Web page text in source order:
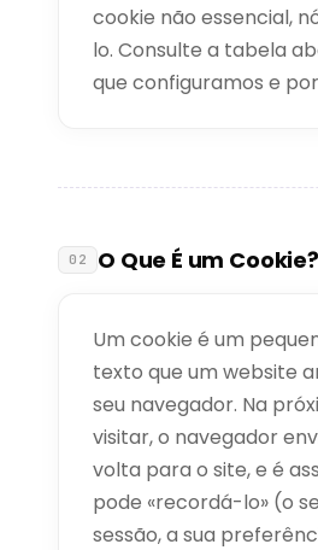
cookie não essencial,
lo. Consulte a tabela
que configuramos e
02 O Que É um Cookie?
Um cookie é um
texto que um website
seu navegador. Na
visitar, o navegador
volta para o site, e é
pode «recordá-lo» (o
sessão, a sua